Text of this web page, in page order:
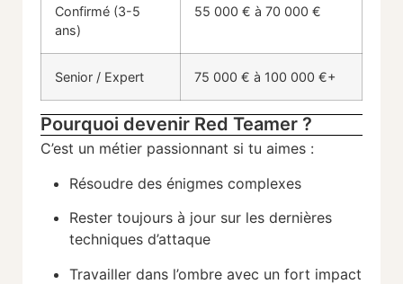
Confirmé (3-5
ans)
55 000 € à 70 000 €
Senior / Expert 75 000 € à 100 000 €+
Pourquoi devenir Red Teamer ?
C’est un métier passionnant si tu aimes :
Résoudre des énigmes complexes
Rester toujours à jour sur les dernières
techniques d’attaque
Travailler dans l’ombre avec un fort impact